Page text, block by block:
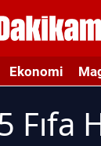
Ekonomi
Fıfa